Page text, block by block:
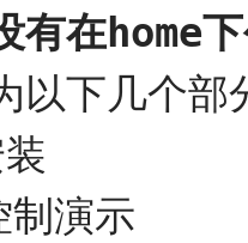
有在home
以下几个部
制演示